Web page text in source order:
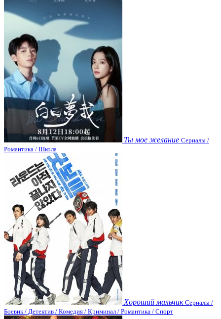
Ты мое желание Сериалы /
Романтика / Школа
Хороший мальчик Сериалы /
Боевик / Детектив / Комедия / Криминал / Романтика / Спорт